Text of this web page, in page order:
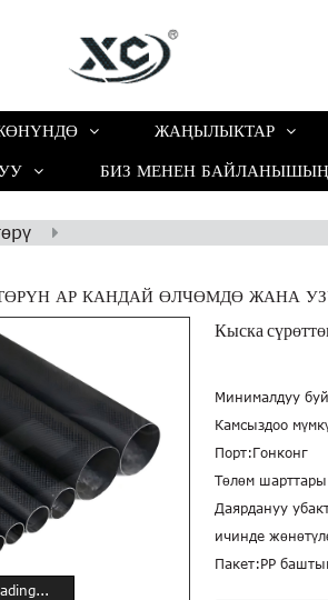
ЖАҢЫЛЫКТАР
БИЗ МЕНЕН
АР КАНДАЙ ӨЛЧӨМДӨ ЖАНА
Кыска
Минималдуу
Камсыздоо
Порт:Гонконг
Төлөм
Даярдануу
ичинде
Пакет:PP